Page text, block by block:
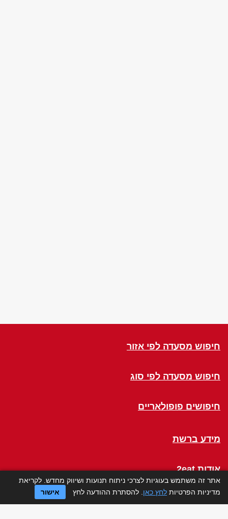
חיפוש מסעדה לפי אזור
חיפוש מסעדה לפי סוג
חיפושים פופולאריים
מידע ברשת
אודות 2eat
Click a Table
אתר זה משתמש בעוגיות לצרכי ניתוח תנועות ושיווק מחדש. לקריאת
מדיניות הפרטיות לחץ כאן . להסתרת ההודעה לחץ אישור